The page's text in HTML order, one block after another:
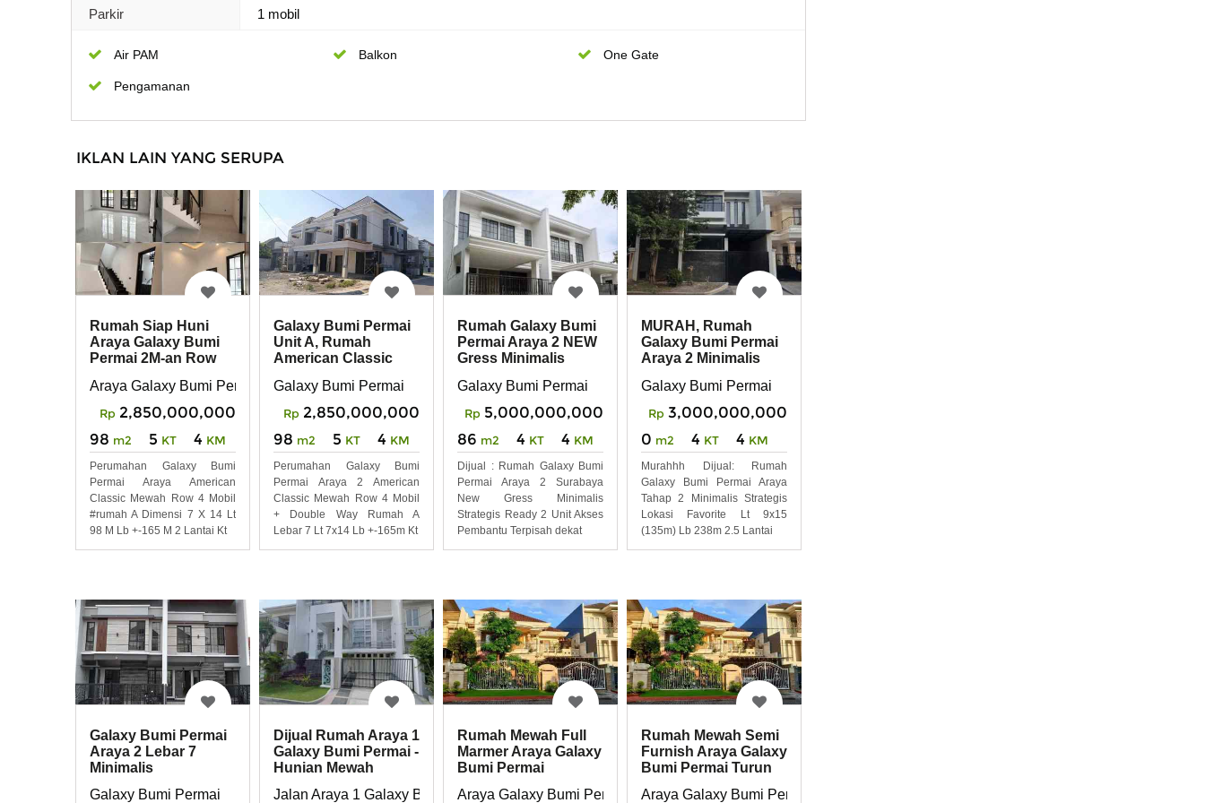
Parkir 1 mobil
Air PAM Balkon One Gate
Pengamanan
IKLAN LAIN YANG SERUPA
Rumah Siap Huni
Araya Galaxy Bumi
Permai 2M-an Row
Araya Galaxy Bumi Permai
Rp 2,850,000,000
98 m2 5 KT 4 KM
Perumahan Galaxy Bumi
Permai Araya American
Classic Mewah Row 4 Mobil
#rumah A Dimensi 7 X 14 Lt
98 M Lb +-165 M 2 Lantai Kt
Galaxy Bumi Permai
Unit A, Rumah
American Classic
Galaxy Bumi Permai
Rp 2,850,000,000
98 m2 5 KT 4 KM
Perumahan Galaxy Bumi
Permai Araya 2 American
Classic Mewah Row 4 Mobil
+ Double Way Rumah A
Lebar 7 Lt 7x14 Lb +-165m Kt
Rumah Galaxy Bumi
Permai Araya 2 NEW
Gress Minimalis
Galaxy Bumi Permai
Rp 5,000,000,000
86 m2 4 KT 4 KM
Dijual : Rumah Galaxy Bumi
Permai Araya 2 Surabaya
New Gress Minimalis
Strategis Ready 2 Unit Akses
Pembantu Terpisah dekat
MURAH, Rumah
Galaxy Bumi Permai
Araya 2 Minimalis
Galaxy Bumi Permai
Rp 3,000,000,000
0 m2 4 KT 4 KM
Murahhh Dijual: Rumah
Galaxy Bumi Permai Araya
Tahap 2 Minimalis Strategis
Lokasi Favorite Lt 9x15
(135m) Lb 238m 2.5 Lantai
Galaxy Bumi Permai
Araya 2 Lebar 7
Minimalis
5 mobil
Galaxy Bumi Permai
Dijual Rumah Araya 1
Galaxy Bumi Permai -
Hunian Mewah
Jalan Araya 1 Galaxy Bumi Permai
Rumah Mewah Full
Marmer Araya Galaxy
Bumi Permai
Araya Galaxy Bumi Permai
Rumah Mewah Semi
Furnish Araya Galaxy
Bumi Permai Turun
Araya Galaxy Bumi Permai